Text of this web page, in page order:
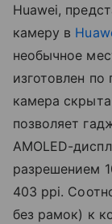
Huawei,
камеру в
необычное
изготовлен
камера
позволяет
AMOLED-
разрешением
403 ppi.
без рамок) к